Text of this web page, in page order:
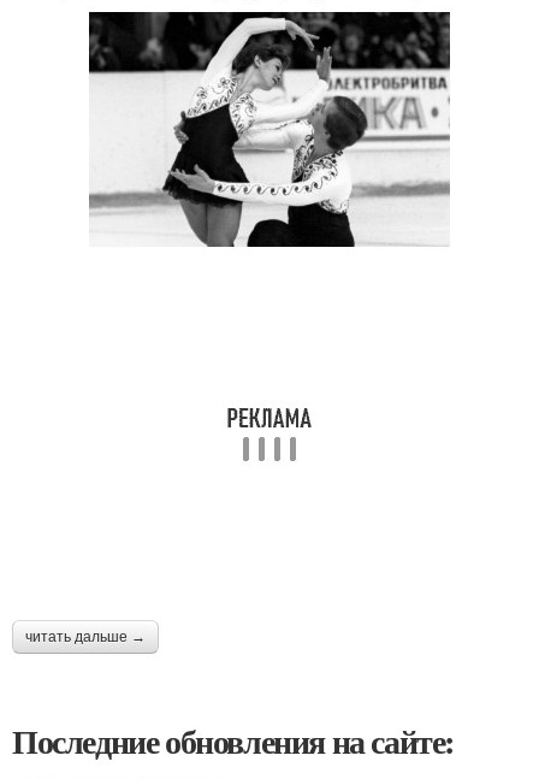
читать дальше →
Последние обновления на сайте: